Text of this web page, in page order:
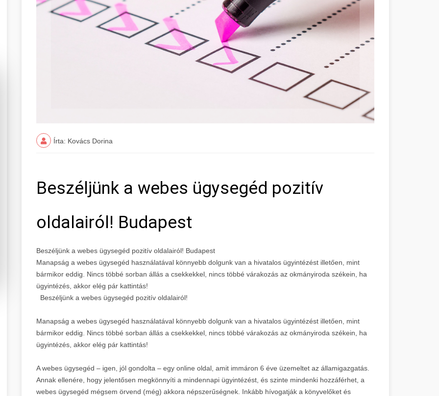
Írta: Kovács Dorina
Beszéljünk a webes ügysegéd pozitív
oldalairól! Budapest
Beszéljünk a webes ügysegéd pozitív oldalairól! Budapest
Manapság a webes ügysegéd használatával könnyebb dolgunk van a hivatalos ügyintézést illetően, mint
bármikor eddig. Nincs többé sorban állás a csekkekkel, nincs többé várakozás az okmányiroda székein, ha
ügyintézés, akkor elég pár kattintás!
Beszéljünk a webes ügysegéd pozitív oldalairól!
Manapság a webes ügysegéd használatával könnyebb dolgunk van a hivatalos ügyintézést illetően, mint
bármikor eddig. Nincs többé sorban állás a csekkekkel, nincs többé várakozás az okmányiroda székein, ha
ügyintézés, akkor elég pár kattintás!
A webes ügysegéd – igen, jól gondolta – egy online oldal, amit immáron 6 éve üzemeltet az államigazgatás.
Annak ellenére, hogy jelentősen megkönnyíti a mindennapi ügyintézést, és szinte mindenki hozzáférhet, a
webes ügysegéd mégsem örvend (még) akkora népszerűségnek. Inkább hívogatják a könyvelőket és